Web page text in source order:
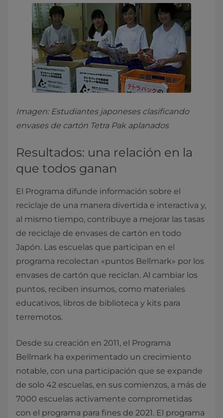
Imagen: Estudiantes japoneses clasificando
envases de cartón Tetra Pak aplanados
Resultados: una relación en la
que todos ganan
El Programa difunde información sobre el
reciclaje de una manera divertida e interactiva y,
al mismo tiempo, contribuye a mejorar las tasas
de reciclaje de envases de cartón en todo
Japón. Las escuelas que participan en el
programa recolectan «puntos Bellmark» por los
envases de cartón que reciclan. Al cambiar los
puntos, reciben insumos, como materiales
educativos, libros de biblioteca y kits para
terremotos.
Desde su creación en 2011, el Programa
Bellmark ha experimentado un crecimiento
notable, con una participación que se expande
de solo 42 escuelas, en sus comienzos, a más de
7000 escuelas activamente comprometidas
con el programa para fines de 2021. El programa